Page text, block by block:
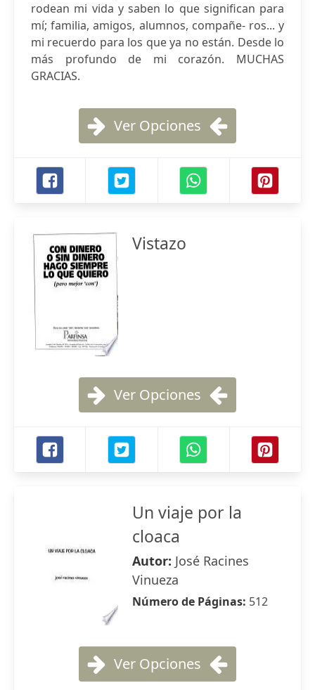
rodean mi vida y saben lo que significan para
mí; familia, amigos, alumnos, compañe- ros... y
mi recuerdo para los que ya no están. Desde lo
más profundo de mi corazón. MUCHAS
GRACIAS.
Ver Opciones
Vistazo
Ver Opciones
Un viaje por la
cloaca
Autor: José Racines
Vinueza
Número de Páginas: 512
Ver Opciones